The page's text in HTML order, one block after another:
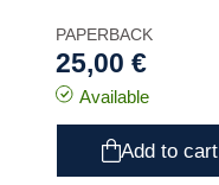
PAPERBACK
25,00 €
Available
Add to cart